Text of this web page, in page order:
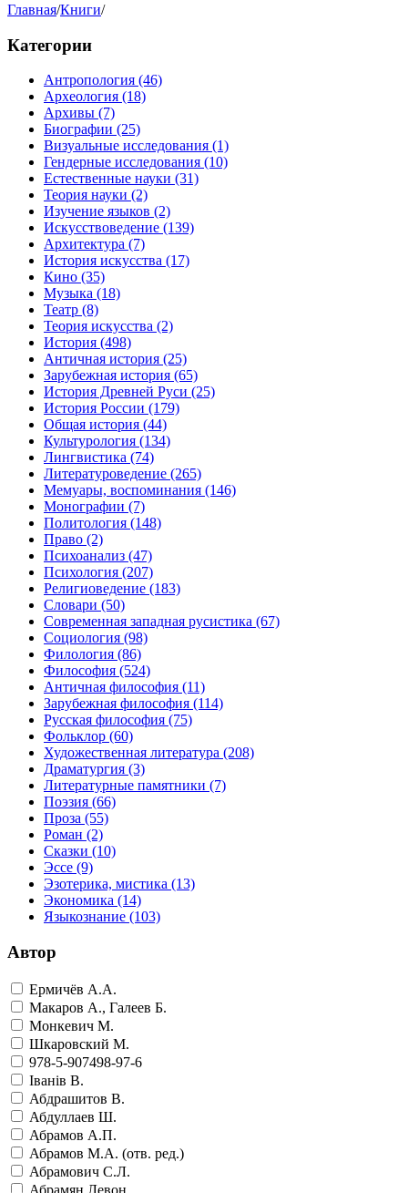
Главная/Книги/
Категории
Антропология (46)
Археология (18)
Архивы (7)
Биографии (25)
Визуальные исследования (1)
Гендерные исследования (10)
Естественные науки (31)
Теория науки (2)
Изучение языков (2)
Искусствоведение (139)
Архитектура (7)
История искусства (17)
Кино (35)
Музыка (18)
Театр (8)
Теория искусства (2)
История (498)
Античная история (25)
Зарубежная история (65)
История Древней Руси (25)
История России (179)
Общая история (44)
Культурология (134)
Лингвистика (74)
Литературоведение (265)
Мемуары, воспоминания (146)
Монографии (7)
Политология (148)
Право (2)
Психоанализ (47)
Психология (207)
Религиоведение (183)
Словари (50)
Современная западная русистика (67)
Социология (98)
Филология (86)
Философия (524)
Античная философия (11)
Зарубежная философия (114)
Русская философия (75)
Фольклор (60)
Художественная литература (208)
Драматургия (3)
Литературные памятники (7)
Поэзия (66)
Проза (55)
Роман (2)
Сказки (10)
Эссе (9)
Эзотерика, мистика (13)
Экономика (14)
Языкознание (103)
Автор
Ермичёв А.А.
Макаров А., Галеев Б.
Монкевич М.
Шкаровский М.
978-5-907498-97-6
Iванiв В.
Абдрашитов В.
Абдуллаев Ш.
Абрамов А.П.
Абрамов М.А. (отв. ред.)
Абрамович С.Л.
Абрамян Левон